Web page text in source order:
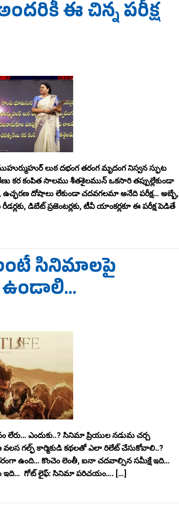
ఈ చిన్న పరీక్ష
లుఠ దభంగ తరంగ మృదంగ నిస్వన స్ఫుట
కర కంపిత సాలము శీతశైలమున్ ఒకసారి తప్పుల్లేకుండా
ఉచ్ఛరణ దోషాలు లేకుండా చదవగలమా అనేది పరీక్ష… అబ్బే,
డిబేట్ ప్రజెంటర్లకు, టీవీ యాంకర్లకూ ఈ పరీక్ష పెడితే
సినిమాలపై
ఉండాలి…
లేరు… ఎందుకు..? సినిమా ప్రియుల నడుమ చర్చ
గల్ఫ్ కార్మికుడి కథలతో ఎలా రిలేట్ చేసుకోవాలి..?
ఉంది… కొంచెం లెంతీ, ఐనా చదవాల్సిన సమీక్షే ఇది…
ఇది… గోట్ లైఫ్: సినిమా పరిచయం…. […]